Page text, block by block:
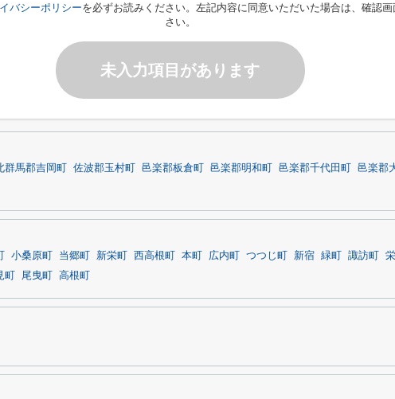
バシーポリシーを必ずお読みください。左記内容に同意いただいた場合は、確認
さい。
未入力項目があります
群馬郡吉岡町 佐波郡玉村町 邑楽郡板倉町 邑楽郡明和町 邑楽郡千代田町
邑楽郡
小桑原町 当郷町 新栄町 西高根町 本町 広内町 つつじ町 新宿 緑町 諏訪町
栄
尾曳町 高根町